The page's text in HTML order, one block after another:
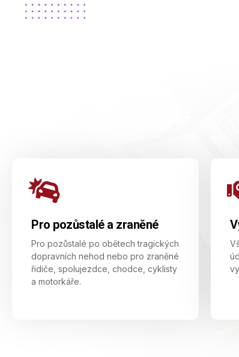
Pro pozůstalé a zraněné
Pro pozůstalé po obětech tragických
dopravních nehod nebo pro zraněné
řidiče, spolujezdce, chodce, cyklisty
a motorkáře.